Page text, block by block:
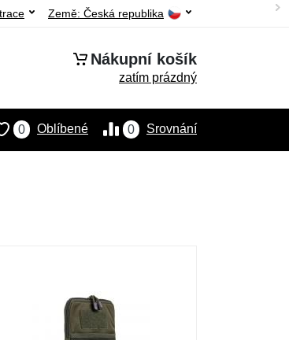
Země: Česká republika
Nákupní košík
zatím prázdný
0 Srovnání
0 Oblíbené